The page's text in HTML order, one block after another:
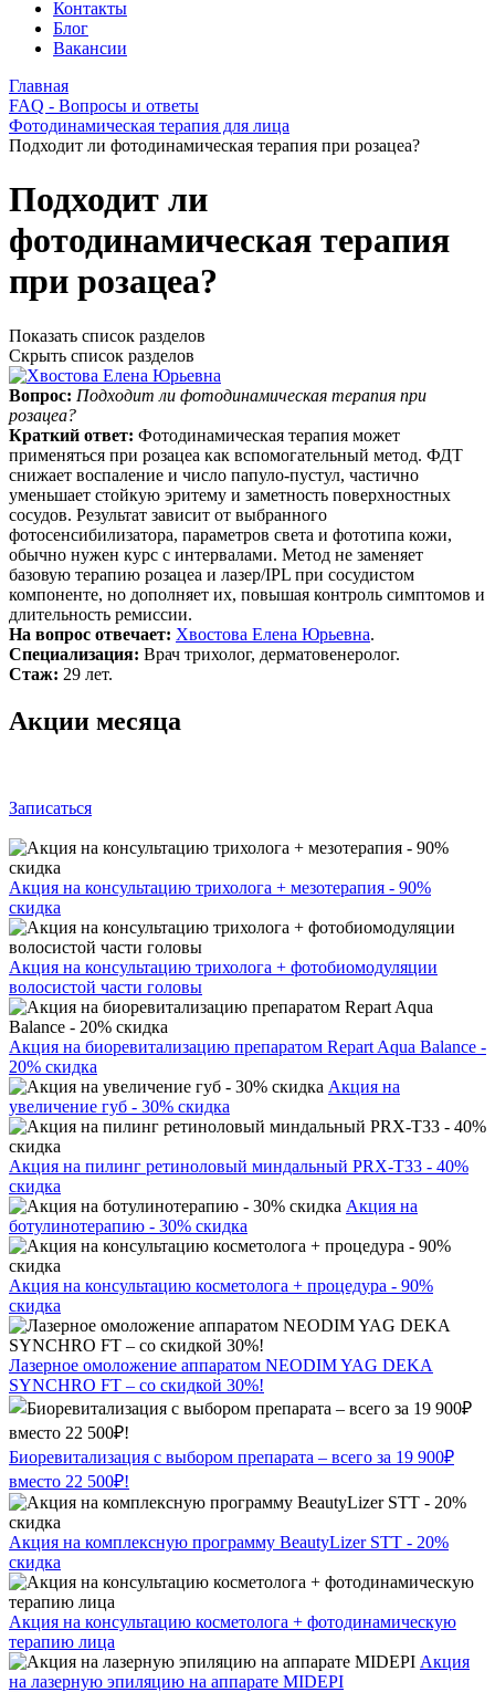
Контакты
Блог
Вакансии
Главная
FAQ - Вопросы и ответы
Фотодинамическая терапия для лица
Подходит ли фотодинамическая терапия при розацеа?
Подходит ли
фотодинамическая терапия
при розацеа?
Показать список разделов
Скрыть список разделов
Вопрос: Подходит ли фотодинамическая терапия при
розацеа?
Краткий ответ: Фотодинамическая терапия может
применяться при розацеа как вспомогательный метод. ФДТ
снижает воспаление и число папуло‑пустул, частично
уменьшает стойкую эритему и заметность поверхностных
сосудов. Результат зависит от выбранного
фотосенсибилизатора, параметров света и фототипа кожи,
обычно нужен курс с интервалами. Метод не заменяет
базовую терапию розацеа и лазер/IPL при сосудистом
компоненте, но дополняет их, повышая контроль симптомов и
длительность ремиссии.
На вопрос отвечает: Хвостова Елена Юрьевна.
Специализация: Врач трихолог, дерматовенеролог.
Стаж: 29 лет.
Акции месяца
Записаться
Акция на консультацию трихолога + мезотерапия - 90%
скидка
Акция на консультацию трихолога + фотобиомодуляции
волосистой части головы
Акция на биоревитализацию препаратом Repart Aqua Balance -
20% скидка
Акция на
увеличение губ - 30% скидка
Акция на пилинг ретиноловый миндальный PRX-T33 - 40%
скидка
Акция на
ботулинотерапию - 30% скидка
Акция на консультацию косметолога + процедура - 90%
скидка
Лазерное омоложение аппаратом NEODIM YAG DEKA
SYNCHRO FT – со скидкой 30%!
Биоревитализация с выбором препарата – всего за 19 900₽
вместо 22 500₽!
Акция на комплексную программу BeautyLizer STT - 20%
скидка
Акция на консультацию косметолога + фотодинамическую
терапию лица
Акция
на лазерную эпиляцию на аппарате MIDEPI